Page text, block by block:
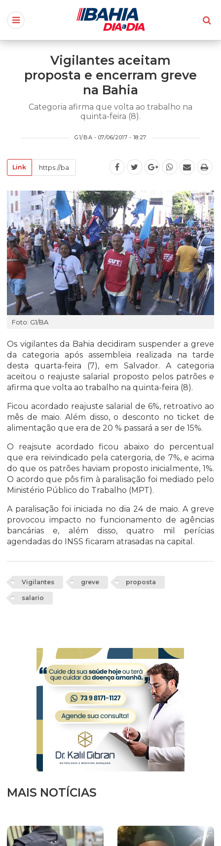
Vigilantes aceitam
proposta e encerram greve
na Bahia
Categoria afirma que volta ao trabalho na
quinta-feira (8).
G1/BA - 07/06/2017 - 18:27
Link
Foto: G1/BA
Os vigilantes da Bahia decidiram suspender a greve
da categoria após assembleia realizada na tarde
desta quarta-feira (7), em Salvador. A categoria
aceitou o reajuste salarial proposto pelos patrões e
afirma que volta ao trabalho na quinta-feira (8).
Ficou acordado reajuste salarial de 6%, retroativo ao
mês de maio. Além disso, o desconto no ticket de
alimentação que era de 20 % passará a ser de 15%.
O reajsute acordado ficou abaixo do percentual
que era reivindicado pela catergoria, de 7%, e acima
do que os patrões haviam proposto inicialmente, 1%.
O acordo que pôs fim à paralisação foi mediado pelo
Ministério Público do Trabalho (MPT).
A paralisação foi iniciada no dia 24 de maio. A greve
provocou impacto no funcionamento de agências
bancárias e, além disso, quatro mil perícias
agendadas do INSS ficaram atrasadas na capital.
Vigilantes greve proposta
salario
MAIS NOTÍCIAS